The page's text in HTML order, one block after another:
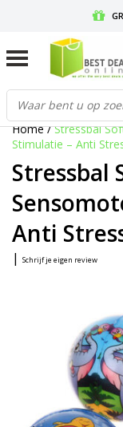
GRATIS
Home/Stressbal
Stimulatie – Anti
Stressbal
Anti
| Schrijf je eigen review